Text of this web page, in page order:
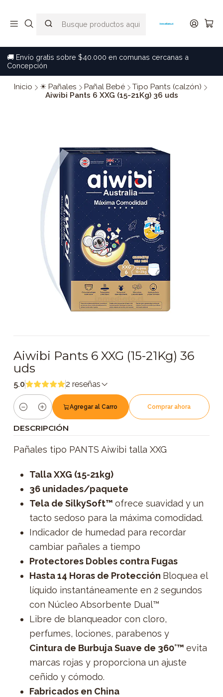
🚚 Envío gratis sobre $40.000 en comunas cercanas a
Concepción
Inicio ☀ Pañales Pañal Bebé
Tipo Pants (calzón)
Aiwibi Pants 6 XXG (15-21Kg) 36 uds
Aiwibi Pants 6 XXG (15-21Kg) 36
uds
5.0 2 reseñas
Cantidad
Agregar al Carro Comprar ahora
DESCRIPCIÓN
Pañales tipo PANTS Aiwibi talla XXG
Talla XXG (15-21kg)
36 unidades/paquete
Tela de SilkySoft™ ofrece suavidad y un
tacto sedoso para la máxima comodidad.
Indicador de humedad para recordar
cambiar pañales a tiempo
Protectores Dobles contra Fugas
Hasta 14 Horas de Protección Bloquea el
líquido instantáneamente en 2 segundos
con Núcleo Absorbente Dual™
Libre de blanqueador con cloro,
perfumes, lociones, parabenos y
Cintura de Burbuja Suave de 360°™ evita
marcas rojas y proporciona un ajuste
ceñido y cómodo.
Fabricados en China